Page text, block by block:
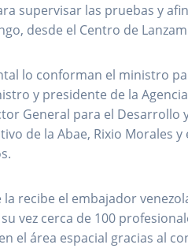
supervisar las pruebas y
desde el Centro de
lo conforman el ministro
y presidente de la
General para el Desarrollo
de la Abae, Rixio Morales
la recibe el embajador
vez cerca de 100
el área espacial gracias al